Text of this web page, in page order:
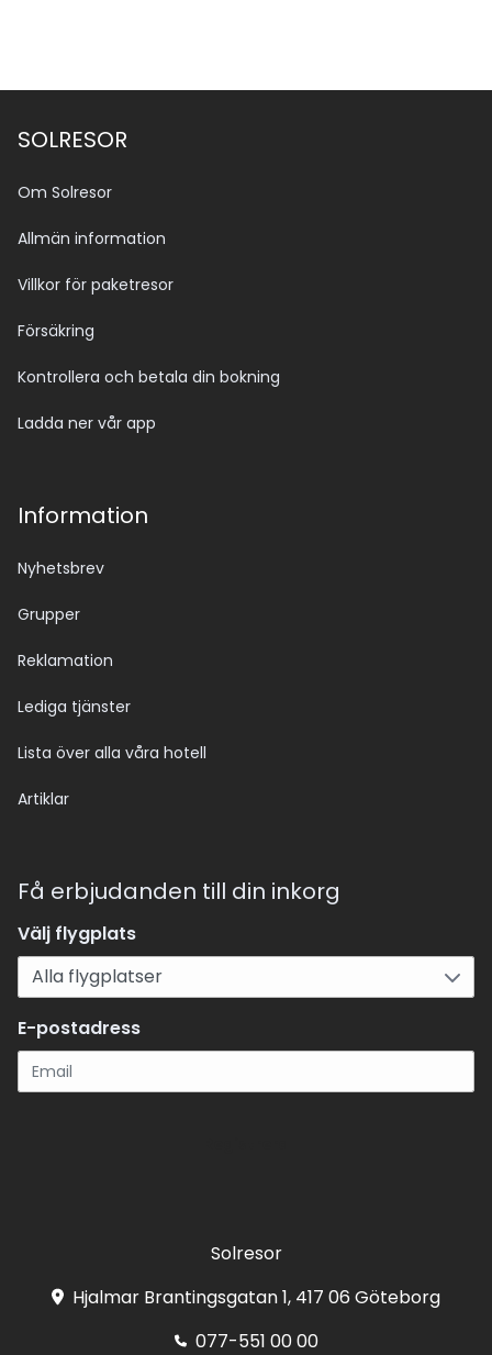
SOLRESOR
Om Solresor
Allmän information
Villkor för paketresor
Försäkring
Kontrollera och betala din bokning
Ladda ner vår app
Information
Nyhetsbrev
Grupper
Reklamation
Lediga tjänster
Lista över alla våra hotell
Artiklar
Få erbjudanden till din inkorg
Välj flygplats
E-postadress
Solresor
Hjalmar Brantingsgatan 1, 417 06 Göteborg
077-551 00 00